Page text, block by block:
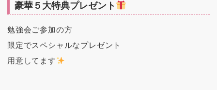
豪華５大特典プレゼント
勉強会ご参加の方
限定でスペシャルなプレゼント
用意してます